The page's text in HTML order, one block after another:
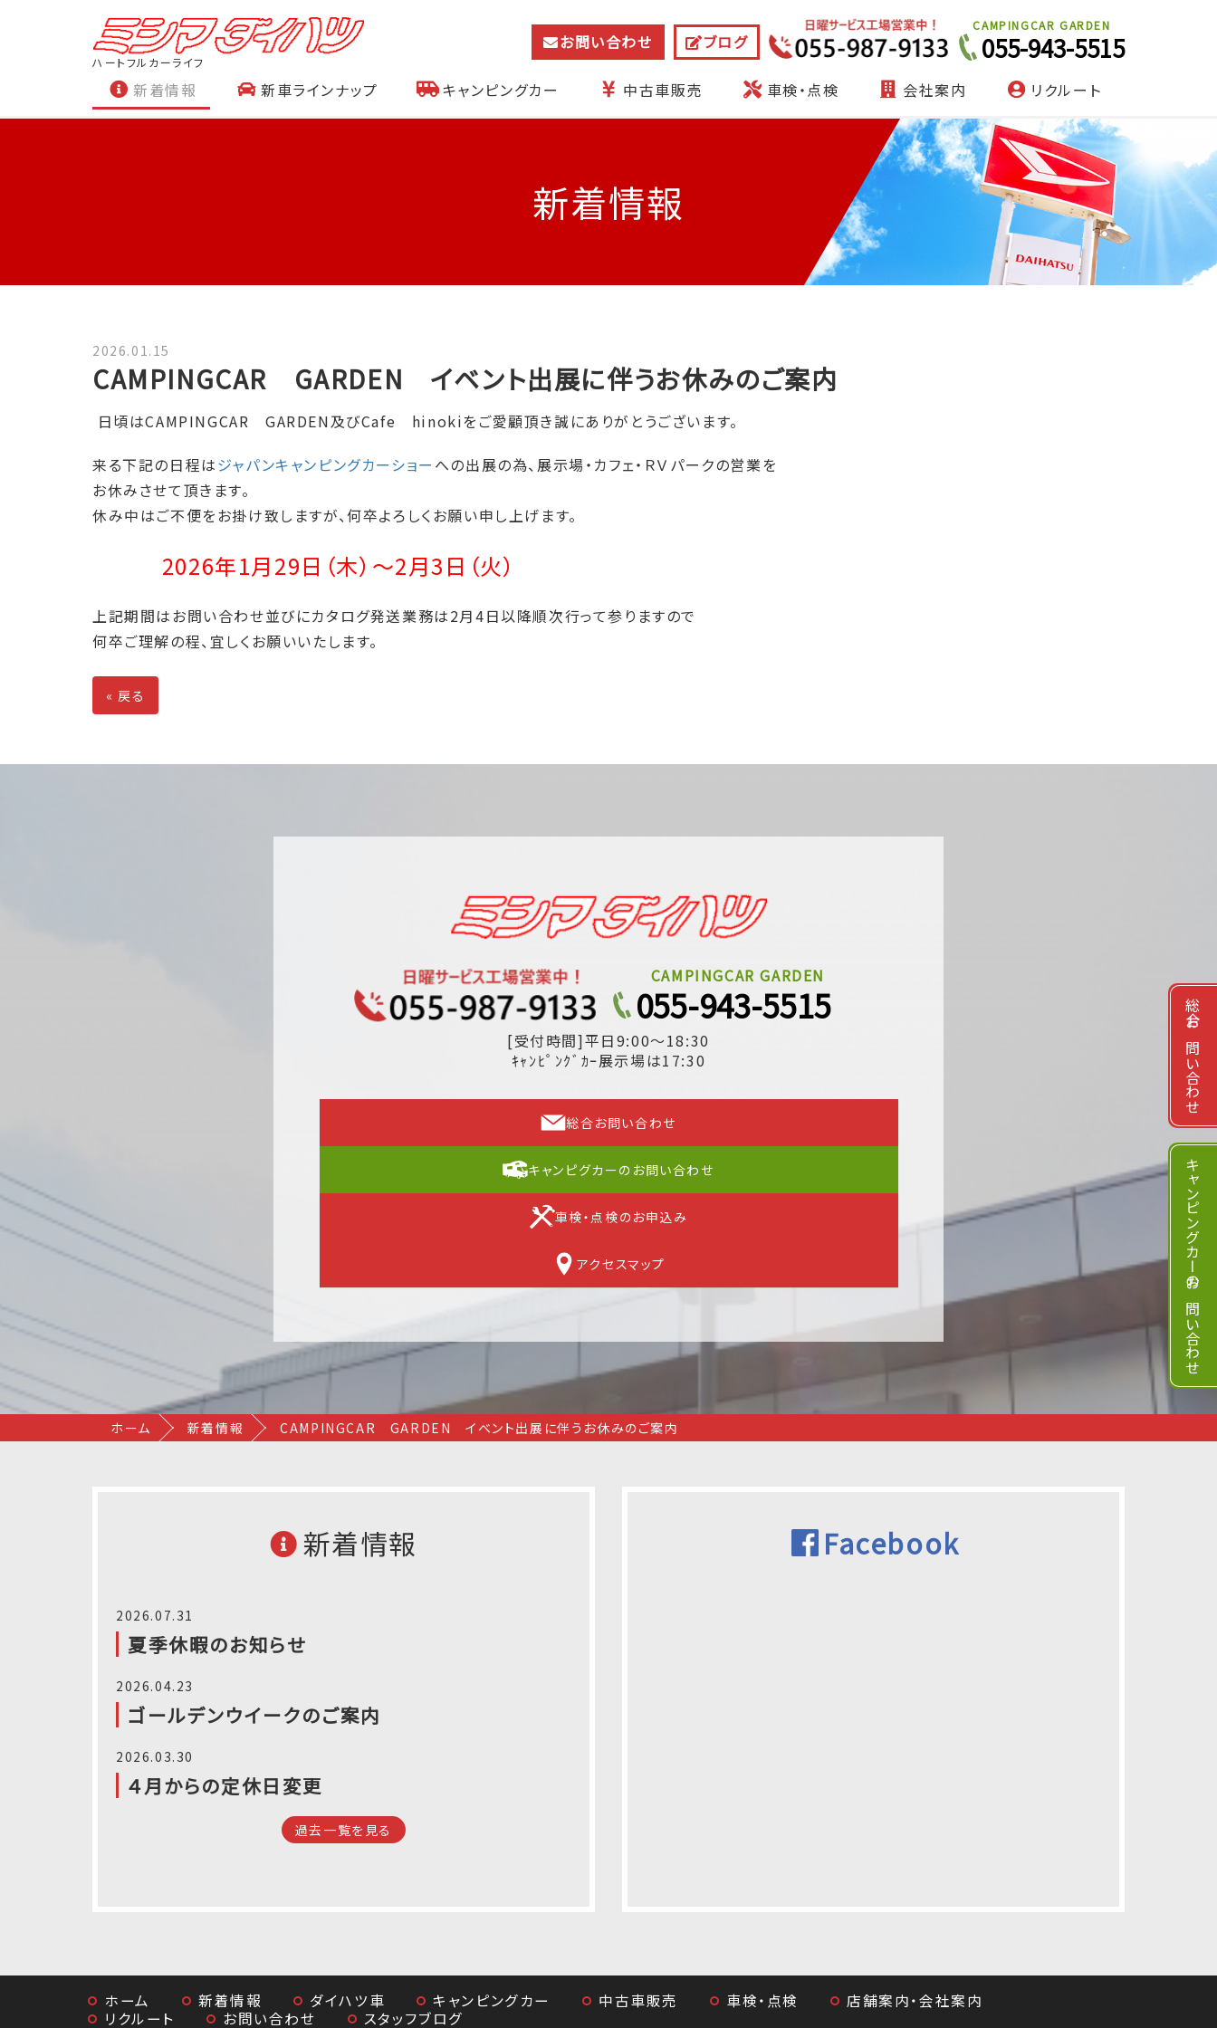
ハートフルカーライフ
お問い合わせ ブログ
CAMPINGCAR GARDEN
055-943-5515
新着情報 新車ラインナップ キャンピングカー 中古車販売 車検・点検 会社案内 リクルート
新着情報
2026.01.15
CAMPINGCAR GARDEN イベント出展に伴うお休みのご案内
日頃はCAMPINGCAR GARDEN及びCafe hinokiをご愛顧頂き誠にありがとうございます。
来る下記の日程はジャパンキャンピングカーショー への出展の為、展示場・カフェ・ＲＶパークの営業を
お休みさせて頂きます。
休み中はご不便をお掛け致しますが、何卒よろしくお願い申し上げます。
2026年1月29日（木）～2月3日（火）
上記期間はお問い合わせ並びにカタログ発送業務は2月4日以降順次行って参りますので
何卒ご理解の程、宜しくお願いいたします。
« 戻る
CAMPINGCAR GARDEN
055-943-5515
[受付時間]平日9:00～18:30
ｷｬﾝﾋﾟﾝｸﾞｶｰ展示場は17:30
総合お問い合わせ
キャンピグカーのお問い合わせ
車検・点検のお申込み
アクセスマップ
ホーム 新着情報 CAMPINGCAR GARDEN イベント出展に伴うお休みのご案内
新着情報
2026.07.31
夏季休暇のお知らせ
2026.04.23
ゴールデンウイークのご案内
2026.03.30
４月からの定休日変更
過去一覧を見る
Facebook
ホーム 新着情報 ダイハツ車 キャンピングカー 中古車販売 車検・点検
店舗案内・会社案内
リクルート
お問い合わせ スタッフブログ
総合お問い合わせ
キャンピングカーのお問い合わせ